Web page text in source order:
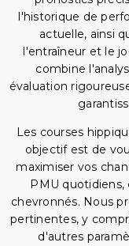
l'historique de
actuelle, ainsi
l'entraîneur et le
combine
évaluation
Les courses
objectif est de
maximiser vos
PMU quotidiens,
chevronnés. Nous
pertinentes, y
d'autres